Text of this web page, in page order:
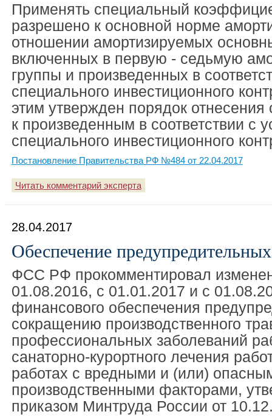
Применять специальный
разрешено к основной норме
отношении амортизируемых
включенных в первую - седьмую
группы и произведенных в
специального инвестиционного
этим утвержден порядок отнесения
к произведенным в соответствии с
специального инвестиционного
Постановление Правительства РФ №484 от 22.04.2017
Читать комментарий эксперта
28.04.2017
Обеспечение
ФСС РФ прокомментировал
01.08.2016, с 01.01.2017 и с
финансового обеспечения
сокращению производственного
профессиональных заболеваний
санаторно-курортного лечения
работах с вредными и (или)
производственными факторами,
приказом Минтруда России от